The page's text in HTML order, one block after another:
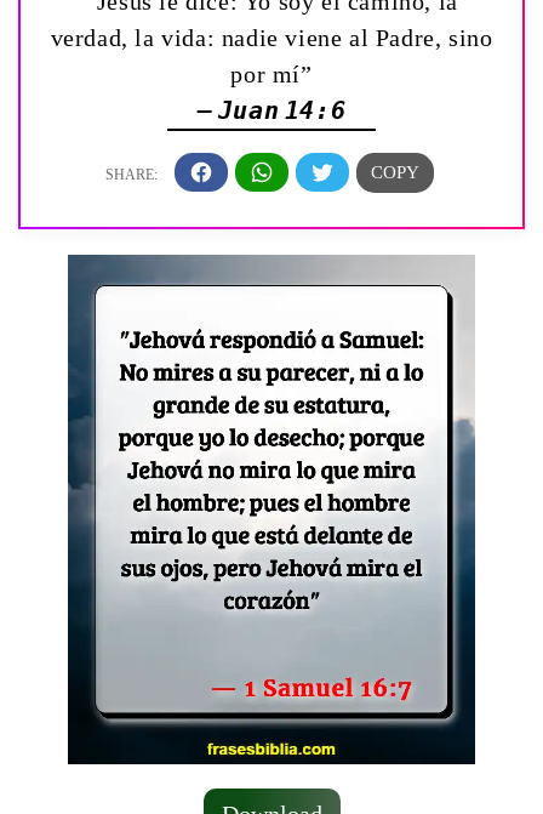
verdad, la vida: nadie viene al Padre, sino
por mí”
— Juan 14:6